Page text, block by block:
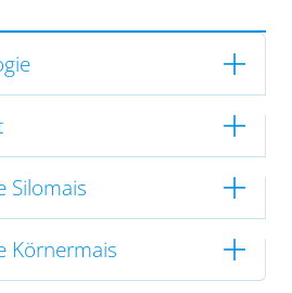
Silomais
Körnermais